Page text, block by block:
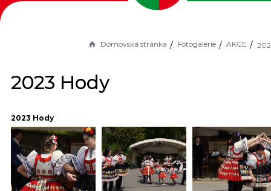
Domovská stránka Fotogalerie AKCE
2023 Hody
2023 Hody